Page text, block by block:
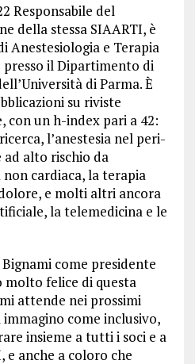
Responsabile del
della stessa SIAARTI, è
Anestesiologia e Terapia
il Dipartimento di
di Parma. È
su riviste
con un h-index pari a 42:
l’anestesia nel peri-
alto rischio da
cardiaca, la terapia
e molti altri ancora
la telemedicina e le
come presidente
molto felice di questa
attende nei prossimi
come inclusivo,
insieme a tutti i soci e a
e anche a coloro che